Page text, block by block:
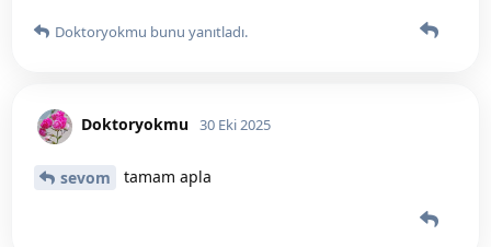
Doktoryokmu bunu yanıtladı.
Doktoryokmu 30 Eki 2025
sevom tamam apla